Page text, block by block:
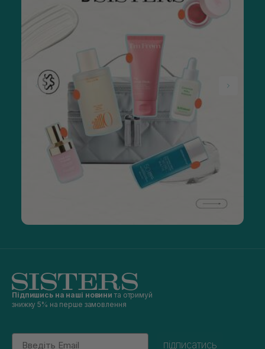
Підпишись на наші новини та отримуй
знижку 5% на перше замовлення
Email
підписатись